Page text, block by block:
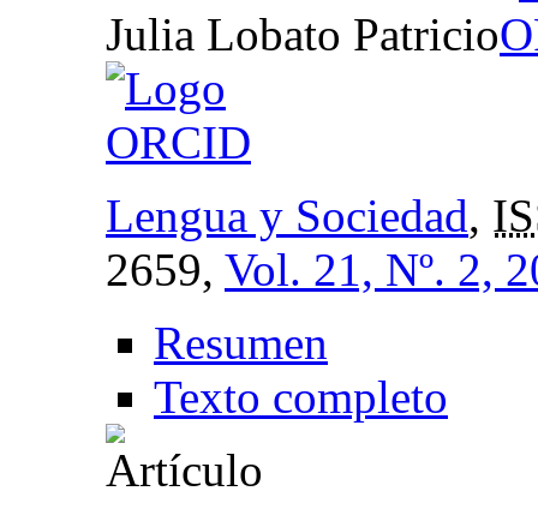
Julia Lobato Patricio
Lengua y Sociedad,
2659, Vol. 21, Nº. 2,
Resumen
Texto completo